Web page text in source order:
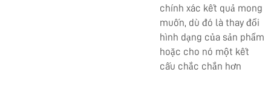
chính xác kết quả mong
muốn, dù đó là thay đổi
hình dạng của sản phẩm
hoặc cho nó một kết
cấu chắc chắn hơn